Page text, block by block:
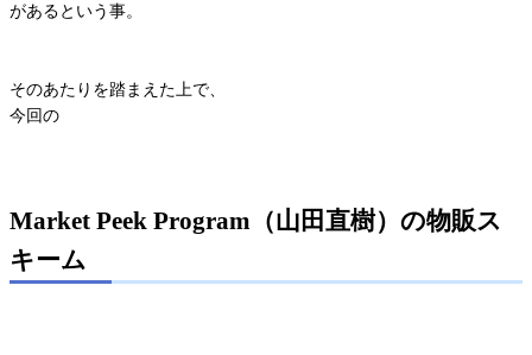
があるという事。
そのあたりを踏まえた上で、
今回の
Market Peek Program（山田直樹）の物販ス
キーム